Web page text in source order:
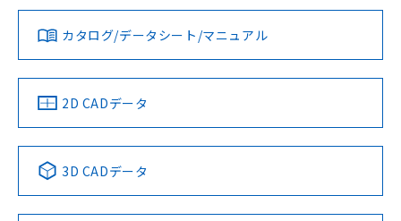
ダウンロードデータをご利用いただく前に、以下を必ずお読
みください。
ソフトウェアの使用条件
対応済み
中国 RoHS 注意事項・凡例
Pb Hg Cd Cr(VI)
LR型式承認
（イギリス
船舶規格）
DNV型式承認
（ノルウェー
BV型式承認
（フランス
KR型式
（韓国
No No No No
この製品の規格認証/適合状況ページへ
その他の認証はこちらのページからご検索ください
カタログ/データシート/マニュアル
2D CADデータ
3D CADデータ